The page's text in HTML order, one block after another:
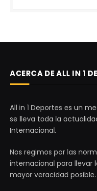
ACERCA DE ALL IN 1
All in 1 Deportes es un
se lleva toda la
Internacional.
Nos regimos por las
internacional para llevar
mayor veracidad posible.